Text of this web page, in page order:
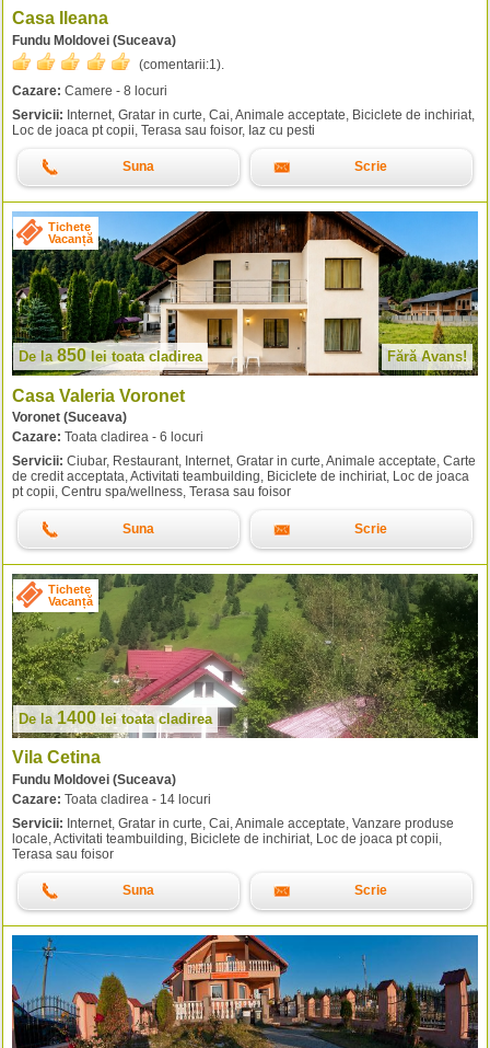
Casa Ileana
Fundu Moldovei (Suceava)
(comentarii:1).
Cazare: Camere - 8 locuri
Servicii: Internet, Gratar in curte, Cai, Animale acceptate, Biciclete de inchiriat,
Loc de joaca pt copii, Terasa sau foisor, Iaz cu pesti
Suna Scrie
Tichete
Vacanță
De la 850 leitoata cladirea Fără Avans!
Casa Valeria Voronet
Voronet (Suceava)
Cazare: Toata cladirea - 6 locuri
Servicii: Ciubar, Restaurant, Internet, Gratar in curte, Animale acceptate, Carte
de credit acceptata, Activitati teambuilding, Biciclete de inchiriat, Loc de joaca
pt copii, Centru spa/wellness, Terasa sau foisor
Suna Scrie
Tichete
Vacanță
De la 1400 lei toata cladirea
Vila Cetina
Fundu Moldovei (Suceava)
Cazare: Toata cladirea - 14 locuri
Servicii: Internet, Gratar in curte, Cai, Animale acceptate, Vanzare produse
locale, Activitati teambuilding, Biciclete de inchiriat, Loc de joaca pt copii,
Terasa sau foisor
Suna Scrie